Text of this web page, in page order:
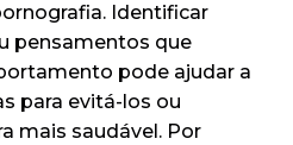
Identificar
pensamentos que
pode ajudar a
para evitá-los ou
mais saudável. Por